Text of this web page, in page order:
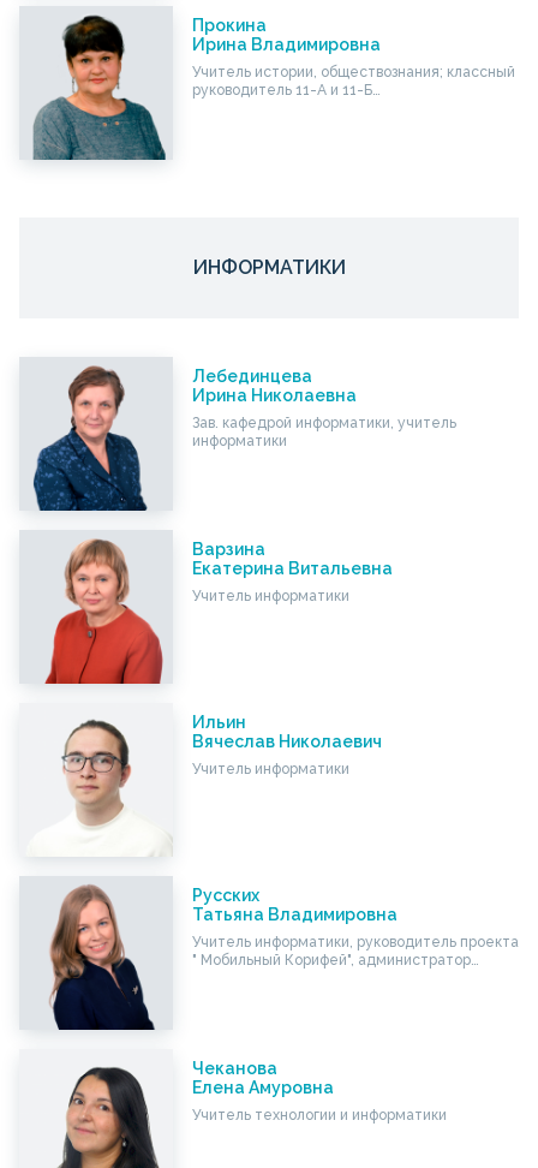
Прокина
Ирина Владимировна
Учитель истории, обществознания; классный
руководитель 11-А и 11-Б…
ИНФОРМАТИКИ
Лебединцева
Ирина Николаевна
Зав. кафедрой информатики, учитель
информатики
Варзина
Екатерина Витальевна
Учитель информатики
Ильин
Вячеслав Николаевич
Учитель информатики
Русских
Татьяна Владимировна
Учитель информатики, руководитель проекта
" Мобильный Корифей", администратор…
Чеканова
Елена Амуровна
Учитель технологии и информатики